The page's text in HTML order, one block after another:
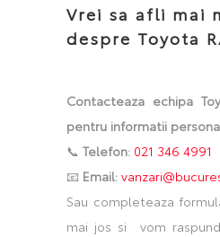
Vrei sa afli mai
despre Toyota
Contacteaza echipa
pentru informatii
📞 Telefon: 021 346 4991
📧 Email:
Sau completeaza
mai jos si vom